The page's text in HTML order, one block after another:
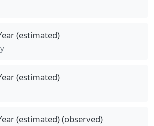
(estimated)
(estimated)
(estimated) (observed)